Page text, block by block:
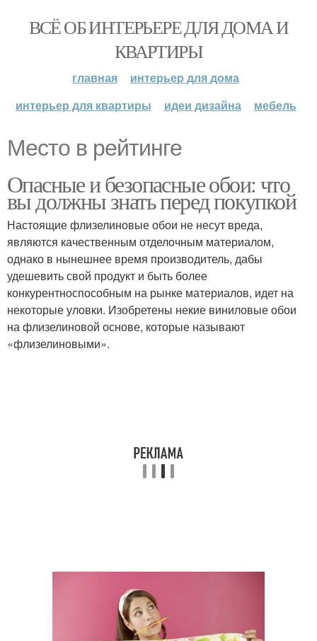
ВСЁ ОБ ИНТЕРЬЕРЕ ДЛЯ ДОМА И
КВАРТИРЫ
главная
интерьер для дома
интерьер для квартиры
идеи дизайна мебель
Место в рейтинге
Опасные и безопасные обои: что
вы должны знать перед покупкой
Настоящие флизелиновые обои не несут вреда,
являются качественным отделочным материалом,
однако в нынешнее время производитель, дабы
удешевить свой продукт и быть более
конкурентноспособным на рынке материалов, идет на
некоторые уловки. Изобретены некие виниловые обои
на флизелиновой основе, которые называют
«флизелиновыми».